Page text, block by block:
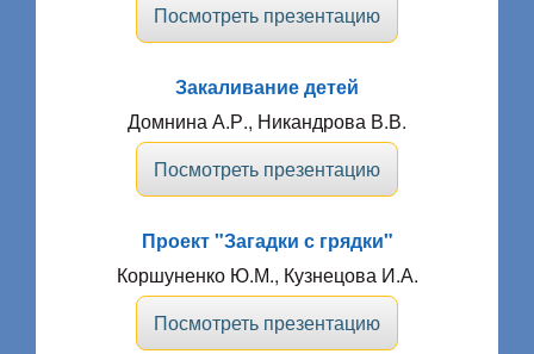
Посмотреть презентацию
Закаливание детей
Домнина А.Р., Никандрова В.В.
Посмотреть презентацию
Проект "Загадки с грядки"
Коршуненко Ю.М., Кузнецова И.А.
Посмотреть презентацию